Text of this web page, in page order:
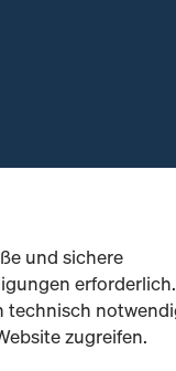
und sichere
erforderlich.
technisch
zugreifen.